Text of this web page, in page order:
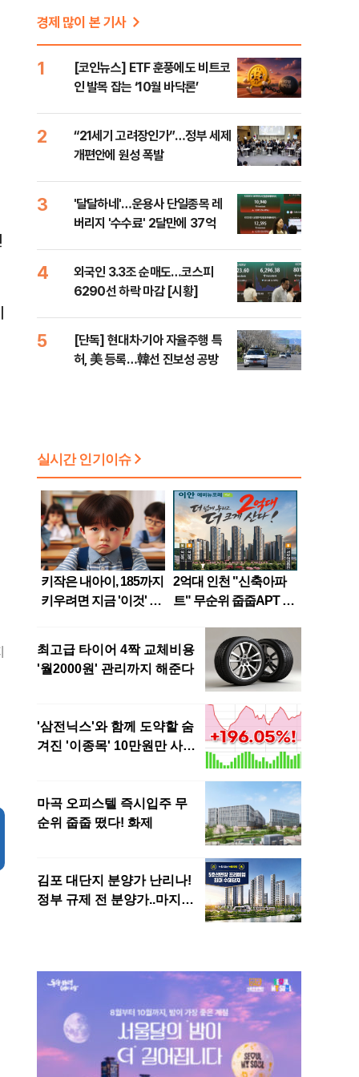
경제 많이 본 기사
1
[코인뉴스] ETF 훈풍에도 비트코
인 발목 잡는 ‘10월 바닥론’
2
“21세기 고려장인가”…정부 세제
개편안에 원성 폭발
3
'달달하네'…운용사 단일종목 레
버리지 '수수료' 2달만에 37억
4
외국인 3.3조 순매도…코스피
6290선 하락 마감 [시황]
5
[단독] 현대차·기아 자율주행 특
허, 美 등록…韓선 진보성 공방